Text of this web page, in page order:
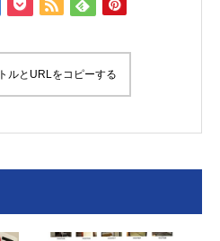
ルとURLをコピーする